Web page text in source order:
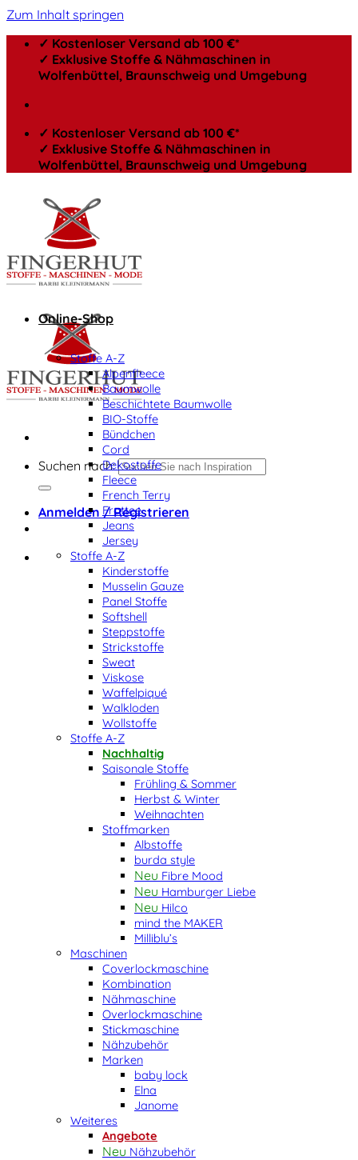
Zum Inhalt springen
✓ Kostenloser Versand ab 100 €*
✓ Exklusive Stoffe & Nähmaschinen in
Wolfenbüttel, Braunschweig und Umgebung
✓ Kostenloser Versand ab 100 €*
✓ Exklusive Stoffe & Nähmaschinen in
Wolfenbüttel, Braunschweig und Umgebung
Suchen nach:
Anmelden / Registrieren
Online-Shop
Stoffe A-Z
Alpenfleece
Baumwolle
Beschichtete Baumwolle
BIO-Stoffe
Bündchen
Cord
Dekostoffe
Fleece
French Terry
Frottee
Jeans
Jersey
Stoffe A-Z
Kinderstoffe
Musselin Gauze
Panel Stoffe
Softshell
Steppstoffe
Strickstoffe
Sweat
Viskose
Waffelpiqué
Walkloden
Wollstoffe
Stoffe A-Z
Nachhaltig
Saisonale Stoffe
Frühling & Sommer
Herbst & Winter
Weihnachten
Stoffmarken
Albstoffe
burda style
Fibre Mood
Hamburger Liebe
Hilco
mind the MAKER
Milliblu’s
Maschinen
Coverlockmaschine
Kombination
Nähmaschine
Overlockmaschine
Stickmaschine
Nähzubehör
Marken
baby lock
Elna
Janome
Weiteres
Angebote
Nähzubehör